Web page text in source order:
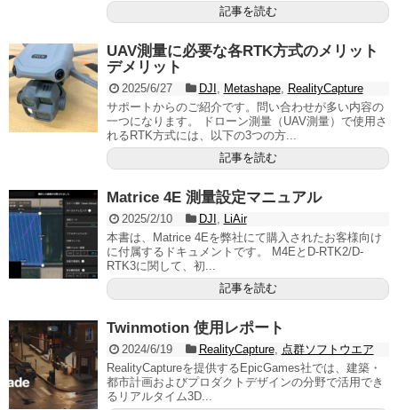
記事を読む
UAV測量に必要な各RTK方式のメリット
デメリット
2025/6/27 DJI Metashape,
RealityCapture
サポートからのご紹介です。問い合わせが多い内容の
一つになります。 ドローン測量（UAV測量）で使用さ
れるRTK方式には、以下の3つの方...
記事を読む
Matrice 4E 測量設定マニュアル
2025/2/10 DJI
LiAir
本書は、Matrice 4Eを弊社にて購入されたお客様向け
に付属するドキュメントです。 M4EとD-RTK2/D-
RTK3に関して、初...
記事を読む
Twinmotion 使用レポート
2024/6/19 RealityCapture,
点群ソフトウエア
RealityCaptureを提供するEpicGames社では、建築・
都市計画およびプロダクトデザインの分野で活用でき
るリアルタイム3D...